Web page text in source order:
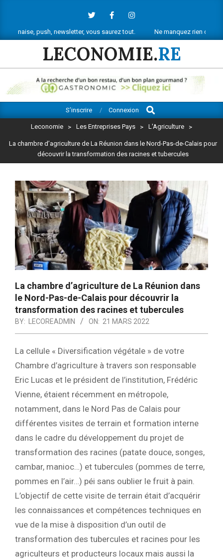
content
push, newsletter, vous saurez tout. Ne manquez rien de l’actu
LECONOMIE.RE
Navigation
S’inscrire Connexion
Search
Leconomie > Les Entreprises Pays > L'Agriculture >
La chambre d’agriculture de La Réunion dans le Nord-Pas-de-Calais pour
découvrir la transformation des racines et tubercules
La chambre d’agriculture de La Réunion dans
le Nord-Pas-de-Calais pour découvrir la
transformation des racines et tubercules
BY: LECOREADMIN ON: 21 MARS 2022
La cellule « Diversification végétale » de votre
Chambre d’agriculture à travers son responsable
Eric Lucas et le président de l’institution, Frédéric
Vienne, étaient récemment en métropole,
notamment, dans le Nord Pas de Calais pour
différentes visites de terrain et formation interne
dans le cadre du développement du projet de
transformation des racines (patate douce, songes,
cambar, manioc…) et tubercules (pommes de terre,
pommes en l’air…) péi sans oublier le fruit à pain.
L’objectif de cette visite de terrain était d’acquérir
les connaissances et compétences techniques en
vue de la mise à disposition d’un outil de
transformation des tubercules et racines pour les
agriculteurs et producteurs locaux mais aussi la